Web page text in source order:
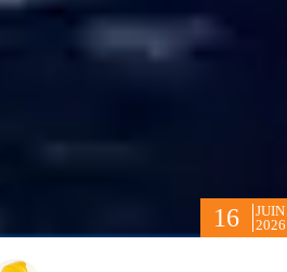
16
JUIN
2026